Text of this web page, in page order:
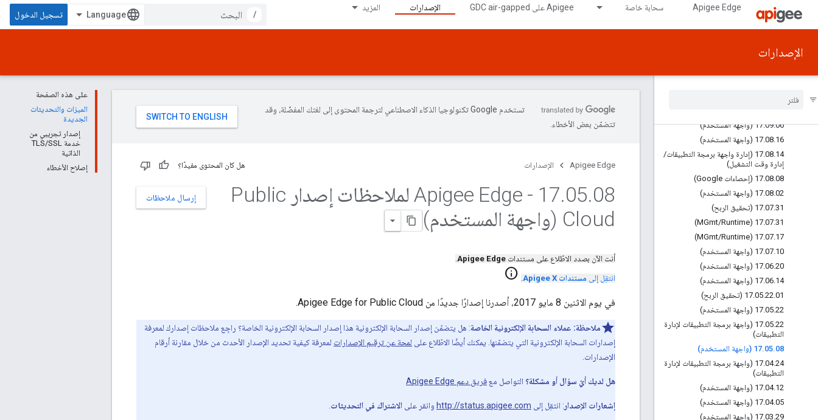
Apigee Edge سحابة خاصة Apigee على GDC air-gapped الإصدارات المزيد
/ تسجيل الدخول
الإصدارات
17.11.06 (واجهة المستخدم)
إدارة وقت التشغيل)
17.09.06 (واجهة المستخدم)
17.08.16 (واجهة المستخدم)
17.08.14 (إدارة واجهة برمجة التطبيقات
/
إدارة وقت التشغيل)
17.08.08 (إحصاءات Google)
17.08.02 (واجهة المستخدم)
17.07.31 (تحقيق الربح)
17.07.31 (MGmt
/Runtime)
17.07.17 (MGmt
/Runtime)
17.07.10 (واجهة المستخدم)
17.06.20 (واجهة المستخدم)
17.06.14 (واجهة المستخدم)
17.05.22.01 (تحقيق الربح)
17.05.22 (واجهة المستخدم)
17.05.
22 (واجهة برمجة التطبيقات لإدارة
التطبيقات)
17.05.08 (واجهة المستخدم)
17.04.
24 (واجهة برمجة التطبيقات لإدارة
التطبيقات)
17.04.12 (واجهة المستخدم)
17.04.05 (واجهة المستخدم)
17.03.29 (واجهة المستخدم)
على هذه الصفحة
الميزات والتحديثات
الجديدة
إصدار تجريبي من
خدمة TLS/SSL
الذاتية
إصلاح الأخطاء
تستخدم Google تكنولوجيا الذكاء الاصطناعي لترجمة المحتوى إلى لغتك المفضّلة، وقد
تتضمّن بعض الأخطاء.
Apigee Edge الإصدارات هل كان المحتوى مفيدًا؟
إرسال ملاحظات 17.05.
08 - Apigee Edge لملاحظات إصدار Public
Cloud (واجهة المستخدم)
أنت الآن بصدد الاطّلاع على مستندات Apigee Edge
.
انتقِل إلى مستندات Apigee X .
info
في يوم الاثنين 8 مايو 2017، أصدرنا إصدارًا جديدًا من Apigee Edge for Public Cloud.
ملاحظة: عملاء السحابة الإلكترونية الخاصة: هل يتضمّن إصدار السحابة الإلكترونية هذا إصدار السحابة الإلكترونية الخاصة؟ راجِع ملاحظات إصدارك لمعرفة
إصدارات السحابة الإلكترونية التي يتضمّنها. يمكنك أيضًا الاطّلاع على لمحة عن ترقيم الإصدارات لمعرفة كيفية تحديد الإصدار الأحدث من خلال مقارنة أرقام
الإصدارات.
هل لديك أيّ سؤال أو مشكلة؟ التواصل معفريق دعم Apigee Edge
إشعارات الإصدار: انتقِل إلى http://status.apigee.com وانقر على الاشتراك في التحديثات